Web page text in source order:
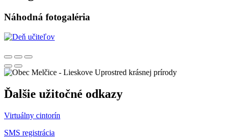
Náhodná fotogaléria
Uprostred krásnej prírody
Ďalšie užitočné odkazy
Virtuálny cintorín
SMS registrácia